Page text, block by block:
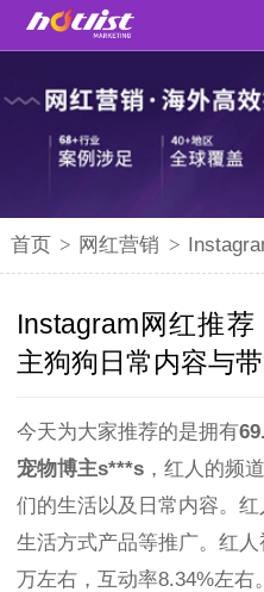
首页 > 网红营销 >
Instagram网红推
主狗狗日常内容与
今天为大家推荐的是拥有
宠物博主s***s ，红人的频
们的生活以及日常内容。
生活方式产品等推广。红
万左右，互动率8.34%左右。